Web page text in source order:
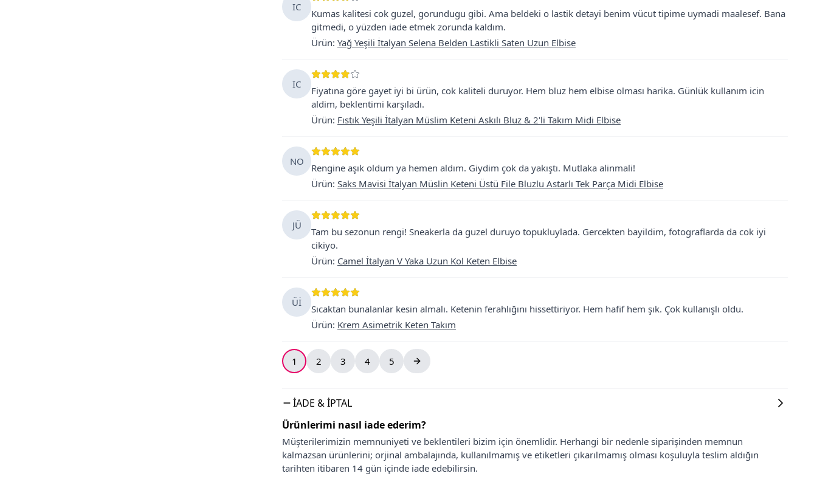
IC
Kumas kalitesi cok guzel, gorundugu gibi. Ama beldeki o lastik detayi benim vücut tipime uymadi maalesef. Bana
gitmedi, o yüzden iade etmek zorunda kaldım.
Ürün: Yağ Yeşili İtalyan Selena Belden Lastikli Saten Uzun Elbise
IC
Fiyatına göre gayet iyi bi ürün, cok kaliteli duruyor. Hem bluz hem elbise olması harika. Günlük kullanım icin
aldim, beklentimi karşıladı.
Ürün: Fıstık Yeşili İtalyan Müslim Keteni Askılı Bluz & 2'li Takım Midi Elbise
NO
Rengine aşık oldum ya hemen aldım. Giydim çok da yakıştı. Mutlaka alinmali!
Ürün: Saks Mavisi İtalyan Müslin Keteni Üstü File Bluzlu Astarlı Tek Parça Midi Elbise
JÜ
Tam bu sezonun rengi! Sneakerla da guzel duruyo topukluylada. Gercekten bayildim, fotograflarda da cok iyi
cikiyo.
Ürün: Camel İtalyan V Yaka Uzun Kol Keten Elbise
Üİ
Sıcaktan bunalanlar kesin almalı. Ketenin ferahlığını hissettiriyor. Hem hafif hem şık. Çok kullanışlı oldu.
Ürün: Krem Asimetrik Keten Takım
1 2 3 4 5
İADE & İPTAL
Ürünlerimi nasıl iade ederim?
Müşterilerimizin memnuniyeti ve beklentileri bizim için önemlidir. Herhangi bir nedenle siparişinden memnun
kalmazsan ürünlerini; orjinal ambalajında, kullanılmamış ve etiketleri çıkarılmamış olması koşuluyla teslim aldığın
tarihten itibaren 14 gün içinde iade edebilirsin.